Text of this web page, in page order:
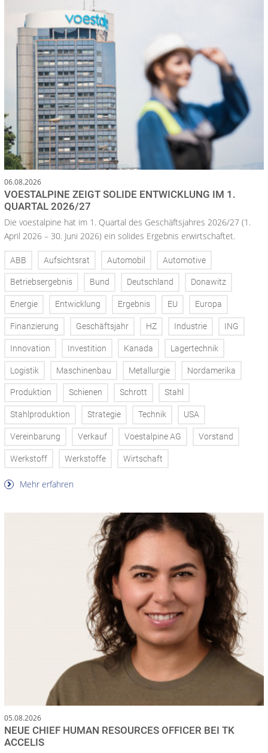
06.08.2026
VOESTALPINE ZEIGT SOLIDE ENTWICKLUNG IM 1.
QUARTAL 2026/27
Die voestalpine hat im 1. Quartal des Geschäftsjahres 2026/27 (1.
April 2026 – 30. Juni 2026) ein solides Ergebnis erwirtschaftet.
ABB Aufsichtsrat Automobil Automotive
Betriebsergebnis Bund Deutschland Donawitz
Energie Entwicklung Ergebnis EU Europa
Finanzierung Geschäftsjahr HZ Industrie ING
Innovation Investition Kanada Lagertechnik
Logistik Maschinenbau Metallurgie Nordamerika
Produktion Schienen Schrott Stahl
Stahlproduktion Strategie Technik USA
Vereinbarung Verkauf Voestalpine AG Vorstand
Werkstoff Werkstoffe Wirtschaft
Mehr erfahren
05.08.2026
NEUE CHIEF HUMAN RESOURCES OFFICER BEI TK
ACCELIS